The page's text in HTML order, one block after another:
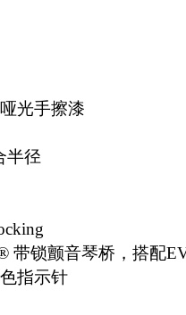
光手擦漆
半径
带锁颤音琴桥，搭配
指示针